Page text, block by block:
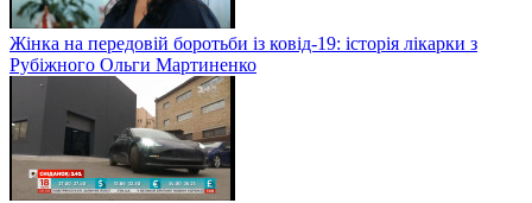
Жінка на передовій боротьби із ковід-19: історія лікарки з
Рубіжного Ольги Мартиненко